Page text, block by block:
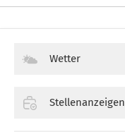
Wetter
Stellenanzeigen